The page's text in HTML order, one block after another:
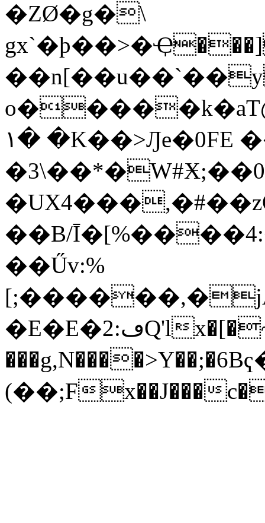
�ZØ�g�\
١� �K��>Ԓe�0FE ��"��N��2
��B/
��Űv:%
�E�E�2:ڡQ'lx�[�~�m(�W���Hz��_��:0`
(��;Fx��J���